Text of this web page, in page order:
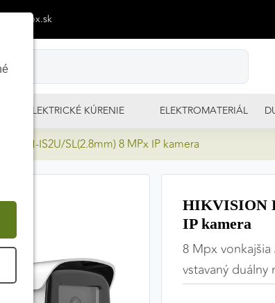
ELEKTRICKÉ KÚRENIE ELEKTROMATERIÁL
IS2U/SL(2.8mm) 8 MPx IP kamera
HIKVISION
IP kamera
8 Mpx
vstavaný